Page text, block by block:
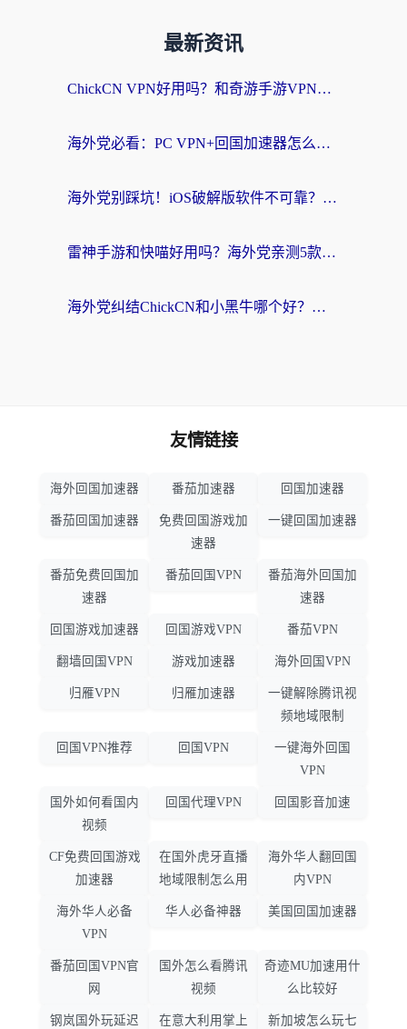
最新资讯
ChickCN VPN好用吗？和奇游手游VPN对比哪个回国效果更好？海外党亲测实用指南
海外党必看：PC VPN+回国加速器怎么选？无缝访问国内资源全攻略
海外党别踩坑！iOS破解版软件不可靠？教你选对回国加速器无缝看国内资源
雷神手游和快喵好用吗？海外党亲测5款回国加速器，附斧牛Bling对比+微信视频号解决办法
海外党纠结ChickCN和小黑牛哪个好？一篇帮你选对回国加速器的实用指南
友情链接
海外回国加速器 番茄加速器 回国加速器
番茄回国加速器
免费回国游戏加
速器
一键回国加速器
番茄免费回国加
速器
番茄回国VPN
番茄海外回国加
速器
回国游戏加速器 回国游戏VPN 番茄VPN
翻墙回国VPN 游戏加速器 海外回国VPN
归雁VPN 归雁加速器
一键解除腾讯视
频地域限制
回国VPN推荐 回国VPN
一键海外回国
VPN
国外如何看国内
视频
回国代理VPN 回国影音加速
CF免费回国游戏
加速器
在国外虎牙直播
地域限制怎么用
海外华人翻回国
内VPN
海外华人必备
VPN
华人必备神器 美国回国加速器
番茄回国VPN官
网
国外怎么看腾讯
视频
奇迹MU加速用什
么比较好
钢岚国外玩延迟
在意大利用掌上
新加坡怎么玩七